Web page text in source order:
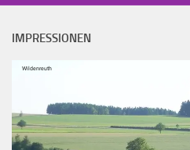
IMPRESSIONEN
Wildenreuth